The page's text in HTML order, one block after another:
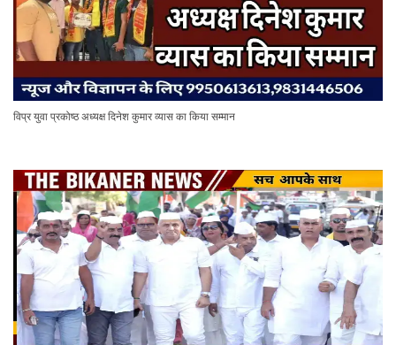
विप्र युवा प्रकोष्ठ अध्यक्ष दिनेश कुमार व्यास का किया सम्मान